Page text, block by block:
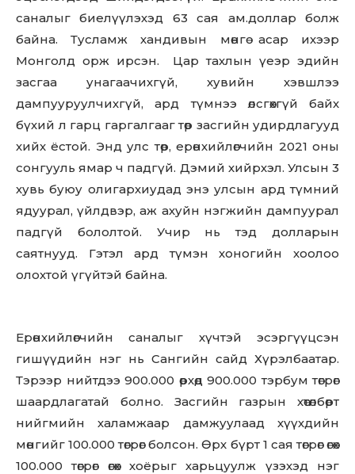
саналыг биелүүлэхэд 63 сая ам.доллар болж
байна. Тусламж хандивын мөнгө асар ихээр
Монголд орж ирсэн. Цар тахлын үеэр эдийн
засгаа унагаачихгүй, хувийн хэвшлээ
дампууруулчихгүй, ард түмнээ өлсгөхгүй байх
бүхий л гарц гаргалгааг төр засгийн удирдлагууд
хийх ёстой. Энд улс төр, ерөнхийлөгчийн 2021 оны
сонгууль ямар ч падгүй. Дэмий хийрхэл. Улсын 3
хувь буюу олигархиудад энэ улсын ард түмний
ядуурал, үйлдвэр, аж ахуйн нэгжийн дампуурал
падгүй бололтой. Учир нь тэд долларын
саятнууд. Гэтэл ард түмэн хоногийн хоолоо
олохтой үгүйтэй байна.
Ерөнхийлөгчийн саналыг хүчтэй эсэргүүцсэн
гишүүдийн нэг нь Сангийн сайд Хүрэлбаатар.
Тэрээр нийтдээ 900.000 өрхөд 900.000 тэрбум төгрөг
шаардлагатай болно. Засгийн газрын хөтөлбөрт
нийгмийн халамжаар дамжуулаад хүүхдийн
мөнгийг 100.000 төгрөг болсон. Өрх бүрт 1 сая төгрөг өгөх
100.000 төгрөг өгөх хоёрыг харьцуулж үзэхэд нэг